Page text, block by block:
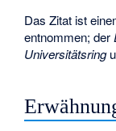
Das Zitat ist
entnommen; der
Universitätsring